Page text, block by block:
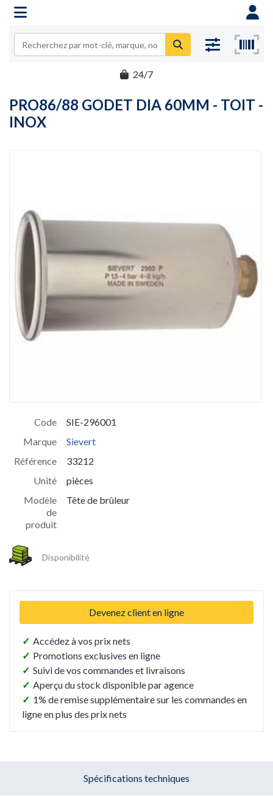
24/7
PRO86/88 GODET DIA 60MM - TOIT -
INOX
Code
SIE-296001
Marque
Sievert
Référence
33212
Unité
pièces
Modèle
de
produit
Tête de brûleur
Disponibilité
Devenez client en ligne
✓ Accédez à vos prix nets
✓ Promotions exclusives en ligne
✓ Suivi de vos commandes et livraisons
✓ Aperçu du stock disponible par agence
✓ 1% de remise supplémentaire sur les commandes en
ligne en plus des prix nets
Spécifications techniques